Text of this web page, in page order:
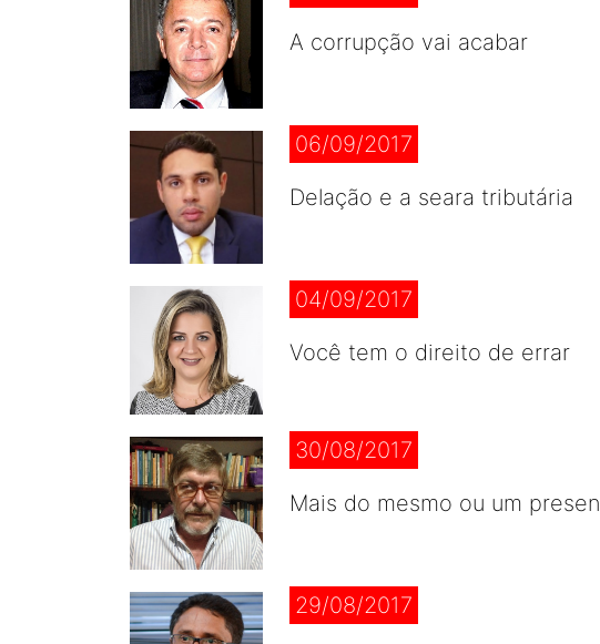
A corrupção vai acabar
06/09/2017
Delação e a seara tributária
04/09/2017
Você tem o direito de errar
30/08/2017
Mais do mesmo ou um
29/08/2017